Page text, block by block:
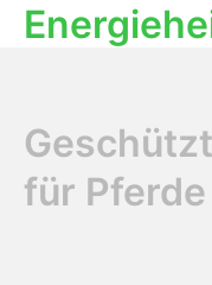
für Pferde